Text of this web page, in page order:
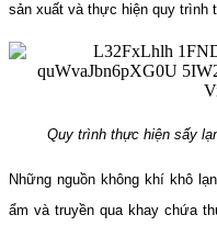
sản xuất và thực hiện quy trình
Quy trình thực hiện sấy
Những nguồn không khí khô
ẩm và truyền qua khay chứa